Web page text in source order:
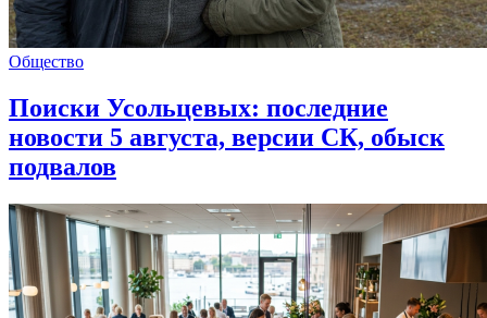
Общество
Поиски Усольцевых: последние
новости 5 августа, версии СК, обыск
подвалов